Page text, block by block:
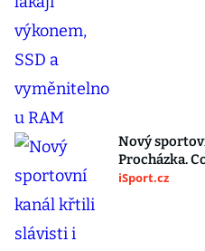
Nový
Procházka.
iSport.cz